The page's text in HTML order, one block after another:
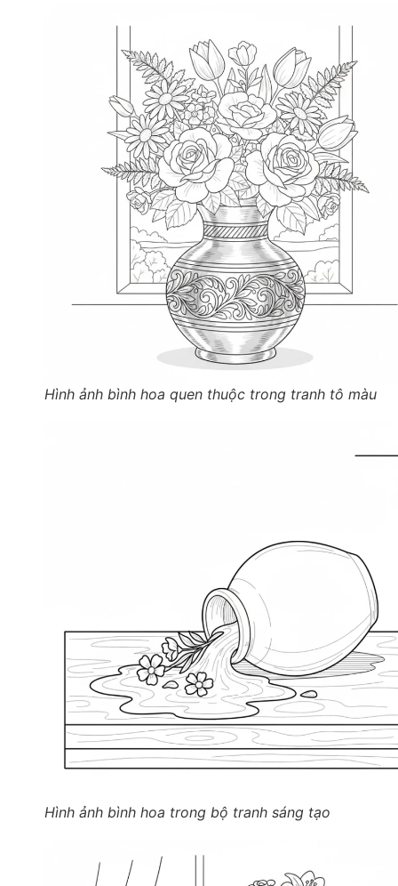
Hình ảnh bình hoa quen thuộc trong tranh tô màu
Hình ảnh bình hoa trong bộ tranh sáng tạo